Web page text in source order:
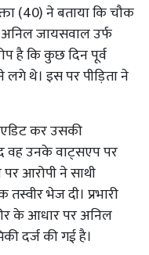
(40) ने बताया कि चौक
जायसवाल उर्फ
है कि कुछ दिन पूर्व
थे। इस पर पीड़िता ने
कर उसकी
वह उनके वाट्सएप पर
आरोपी ने साथी
भेज दी। प्रभारी
के आधार पर अनिल
दर्ज की गई है।